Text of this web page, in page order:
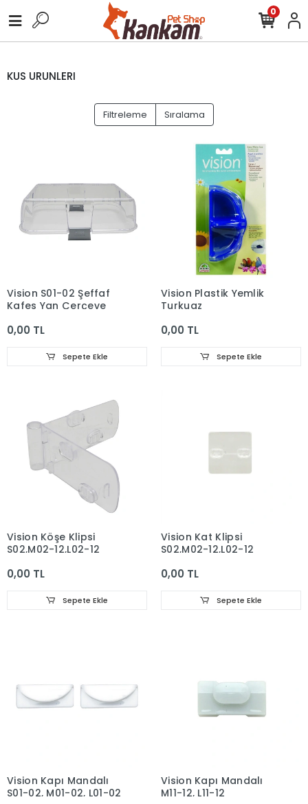
0
KUS URUNLERI
Filtreleme Sıralama
Vision S01-02 Şeffaf
Kafes Yan Çerçeve
0,00 TL
Sepete Ekle
Vision Plastik Yemlik
Turkuaz
0,00 TL
Sepete Ekle
Vision Köşe Klipsi
S02,M02-12,L02-12
0,00 TL
Sepete Ekle
Vision Kat Klipsi
S02,M02-12,L02-12
0,00 TL
Sepete Ekle
Vision Kapı Mandalı
S01-02, M01-02, L01-02
Vision Kapı Mandalı
M11-12, L11-12